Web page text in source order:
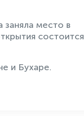
место в
и Бухаре.